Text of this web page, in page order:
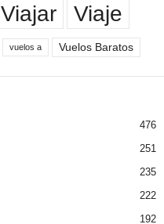
Viajar Viaje
vuelos a Vuelos Baratos
476
251
235
222
192